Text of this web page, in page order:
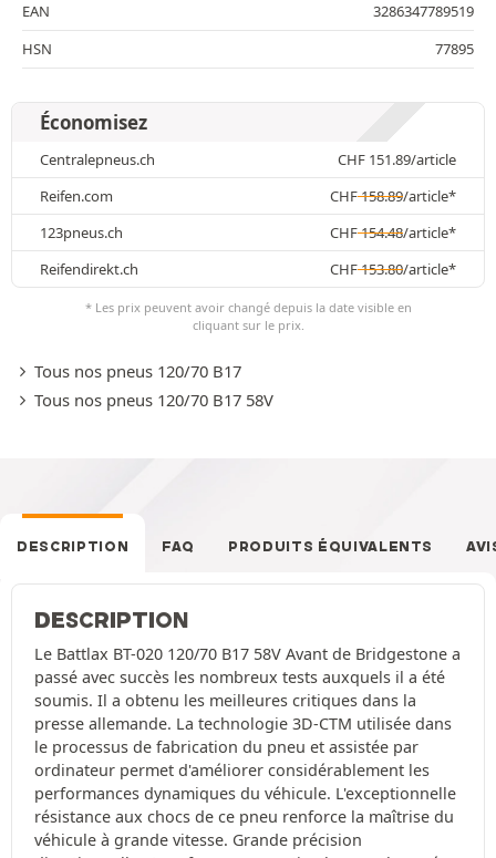
EAN
3286347789519
HSN
77895
Économisez
Centralepneus.ch CHF 151.89/article
Reifen.com
CHF158.89/article*
123pneus.ch
CHF154.48/article*
Reifendirekt.ch
CHF153.80/article*
* Les prix peuvent avoir changé depuis la date visible en
cliquant sur le prix.
Tous nos pneus 120/70 B17
Tous nos pneus 120/70 B17 58V
DESCRIPTION FAQ PRODUITS ÉQUIVALENTS
DESCRIPTION
Le Battlax BT-020 120/70 B17 58V Avant de Bridgestone a
passé avec succès les nombreux tests auxquels il a été
soumis. Il a obtenu les meilleures critiques dans la
presse allemande. La technologie 3D-CTM utilisée dans
le processus de fabrication du pneu et assistée par
ordinateur permet d'améliorer considérablement les
performances dynamiques du véhicule. L'exceptionnelle
résistance aux chocs de ce pneu renforce la maîtrise du
véhicule à grande vitesse. Grande précision